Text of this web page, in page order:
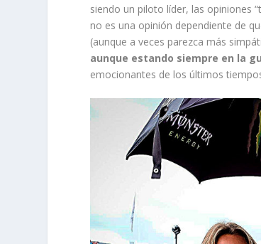
siendo un piloto líder, las opiniones
no es una opinión dependiente de
(aunque a veces parezca más
aunque estando siempre en la
emocionantes de los últimos